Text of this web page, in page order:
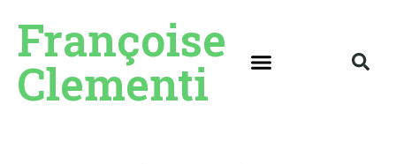
Françoise
Clementi